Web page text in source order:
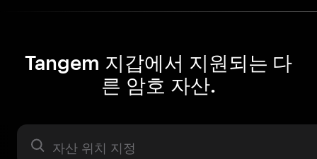
Tangem 지갑에서 지원되는 다
른 암호 자산.
자산 라벨